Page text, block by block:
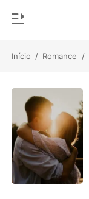
Início / Romance /
Loja
Histórico
Sair
Gênero
Moderno
Lobisomem
Contos